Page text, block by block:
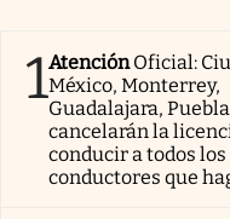
1AtenciónOficial:
México, Monterrey,
Guadalajara,
cancelarán la
conducir a todos los
conductores que